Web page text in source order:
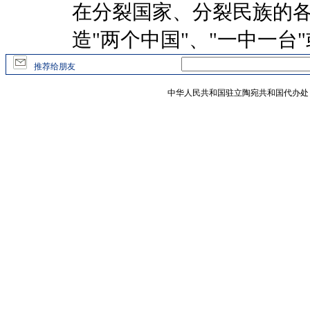
在分裂国家、分裂民族的
造"两个中国"、"一中一台
推荐给朋友
中华人民共和国驻立陶宛共和国代办处